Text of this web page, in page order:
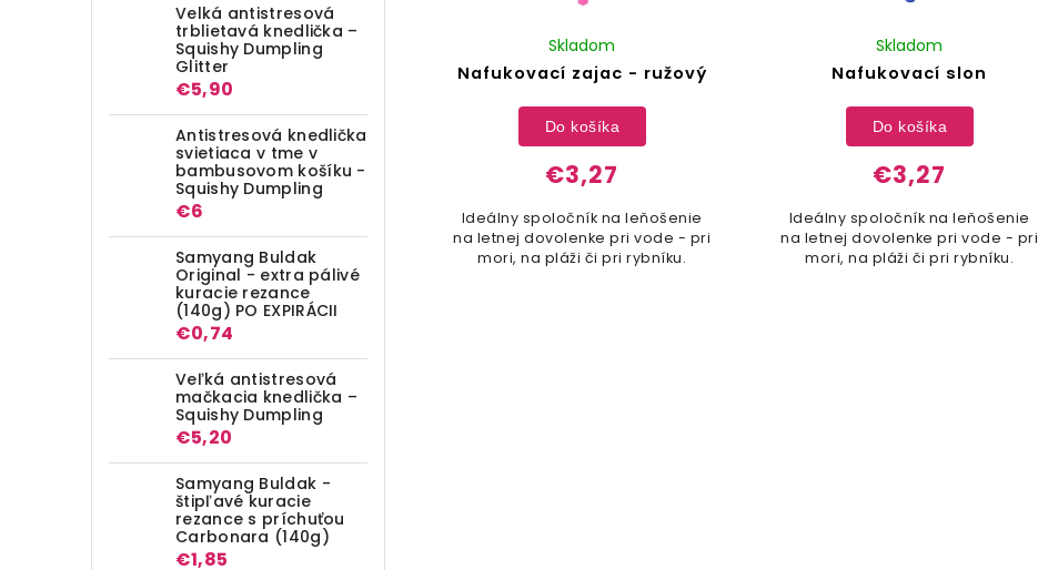
Velká antistresová
trblietavá knedlička –
Squishy Dumpling
Glitter
€5,90
Antistresová knedlička
svietiaca v tme v
bambusovom košíku -
Squishy Dumpling
€6
Samyang Buldak
Original - extra pálivé
kuracie rezance
(140g) PO EXPIRÁCII
€0,74
Veľká antistresová
mačkacia knedlička –
Squishy Dumpling
€5,20
Samyang Buldak -
štipľavé kuracie
rezance s príchuťou
Carbonara (140g)
€1,85
Nafukovací zajac - ružový
Skladom
€3,27
Do košíka
Ideálny spoločník na leňošenie
na letnej dovolenke pri vode - pri
mori, na pláži či pri rybníku.
Nafukovací slon
Skladom
€3,27
Do košíka
Ideálny spoločník na leňošenie
na letnej dovolenke pri vode - pri
mori, na pláži či pri rybníku.